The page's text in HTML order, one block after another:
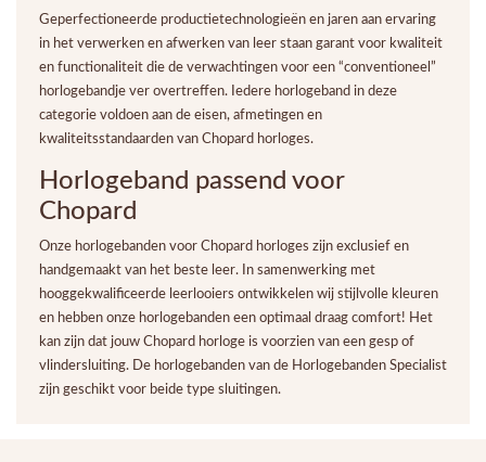
Geperfectioneerde productietechnologieën en jaren aan ervaring
in het verwerken en afwerken van leer staan garant voor kwaliteit
en functionaliteit die de verwachtingen voor een “conventioneel”
horlogebandje ver overtreffen. Iedere horlogeband in deze
categorie voldoen aan de eisen, afmetingen en
kwaliteitsstandaarden van Chopard horloges.
Horlogeband passend voor
Chopard
Onze horlogebanden voor Chopard horloges zijn exclusief en
handgemaakt van het beste leer. In samenwerking met
hooggekwalificeerde leerlooiers ontwikkelen wij stijlvolle kleuren
en hebben onze horlogebanden een optimaal draag comfort! Het
kan zijn dat jouw Chopard horloge is voorzien van een gesp of
vlindersluiting. De horlogebanden van de Horlogebanden Specialist
zijn geschikt voor beide type sluitingen.